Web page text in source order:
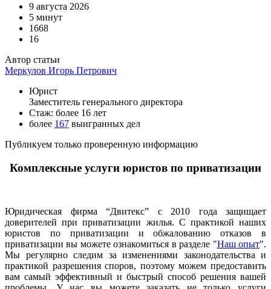
9 августа 2026
5 минут
1668
16
Автор статьи
Меркулов Игорь Петрович
Юрист
Заместитель генерального директора
Стаж: более 16 лет
более 167 выигранных дел
Публикуем только проверенную информацию
Комплексные услуги юристов по приватизации
Юридическая фирма “Двитекс” с 2010 года защищает
доверителей при приватизации жилья. С практикой наших
юристов по приватизации и обжалованию отказов в
приватизации вы можете ознакомиться в разделе "Наш опыт".
Мы регулярно следим за изменениями законодательства и
практикой разрешения споров, поэтому можем предоставить
вам самый эффективный и быстрый способ решения вашей